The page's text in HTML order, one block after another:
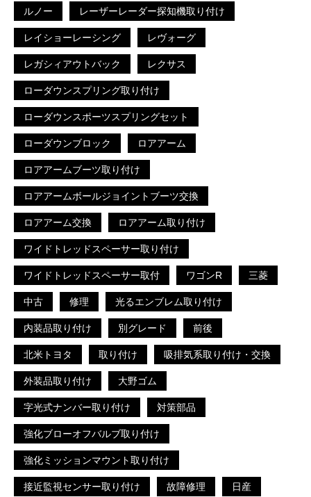
ルノー レーザーレーダー探知機取り付け
レイショーレーシング レヴォーグ
レガシィアウトバック レクサス
ローダウンスプリング取り付け
ローダウンスポーツスプリングセット
ローダウンブロック ロアアーム
ロアアームブーツ取り付け
ロアアームボールジョイントブーツ交換
ロアアーム交換 ロアアーム取り付け
ワイドトレッドスペーサー取り付け
ワイドトレッドスペーサー取付 ワゴンR 三菱
中古 修理 光るエンブレム取り付け
内装品取り付け 別グレード 前後
北米トヨタ 取り付け 吸排気系取り付け・交換
外装品取り付け 大野ゴム
字光式ナンバー取り付け 対策部品
強化ブローオフバルブ取り付け
強化ミッションマウント取り付け
接近監視センサー取り付け 故障修理 日産